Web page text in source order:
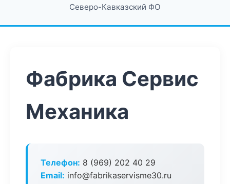
Северо-Кавказский ФО
Фабрика Сервис
Механика
Телефон: 8 (969) 202 40 29
Email: info@fabrikaservisme30.ru